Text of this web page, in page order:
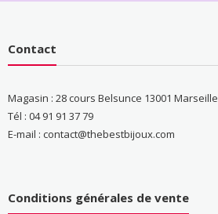
Contact
Magasin : 28 cours Belsunce 13001 Marseille
Tél : 04 91 91 37 79
E-mail : contact@thebestbijoux.com
Conditions générales de vente